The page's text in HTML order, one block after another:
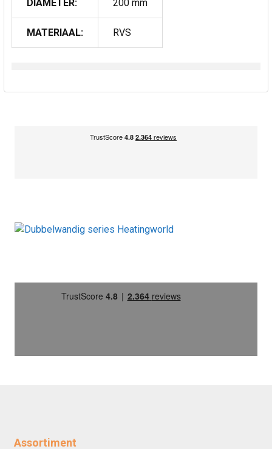
DIAMETER: 200 mm
MATERIAAL: RVS
Assortiment